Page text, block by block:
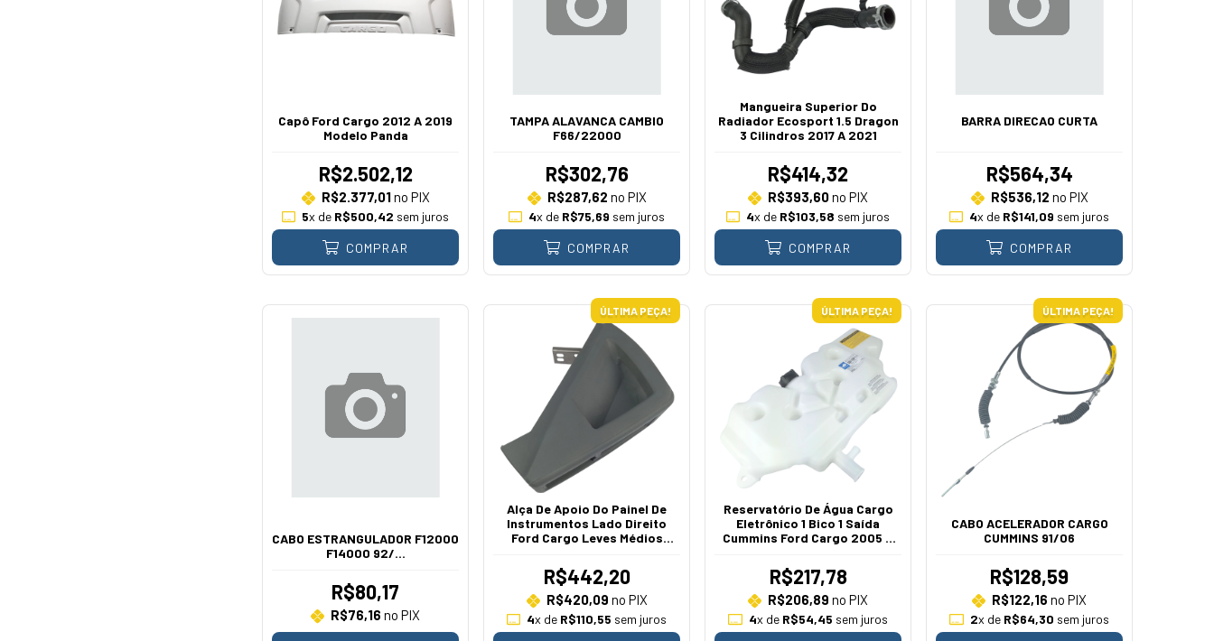
Capô Ford Cargo 2012 A 2019
Modelo Panda
R$2.502,12
R$2.377,01no PIX
5x de R$500,42 sem juros
COMPRAR
TAMPA ALAVANCA CAMBIO
F66/22000
R$302,76
R$287,62 no PIX
4x de R$75,69 sem juros
COMPRAR
Mangueira Superior Do
Radiador Ecosport 1.5 Dragon
3 Cilindros 2017 A 2021
R$414,32
R$393,60no PIX
4x de R$103,58 sem juros
COMPRAR
BARRA DIRECAO CURTA
R$564,34
R$536,12 no PIX
4x de R$141,09 sem juros
COMPRAR
CABO ESTRANGULADOR F12000
F14000 92/...
R$80,17
R$76,16 no PIX
ÚLTIMA PEÇA!
Alça De Apoio Do Painel De
Instrumentos Lado Direito
Ford Cargo Leves Médios
R$442,20
R$420,09 no PIX
4x de R$110,55 sem juros
ÚLTIMA PEÇA!
Reservatório De Água Cargo
Eletrônico 1 Bico 1 Saída
Cummins Ford Cargo 2005 A
R$217,78
R$206,89 no PIX
4x de R$54,45 sem juros
ÚLTIMA PEÇA!
CABO ACELERADOR CARGO
CUMMINS 91/06
R$128,59
R$122,16 no PIX
2x de R$64,30 sem juros